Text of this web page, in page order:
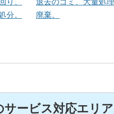
分。
廃棄。
ービス対応エリア